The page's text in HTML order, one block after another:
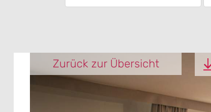
Zurück zur Übersicht